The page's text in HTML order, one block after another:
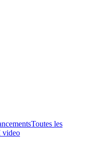
Toutes les
video